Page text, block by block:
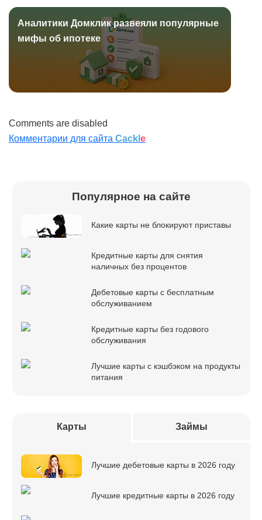
Аналитики Домклик развеяли популярные
мифы об ипотеке
Comments are disabled
Комментарии для сайта Cackl e
Популярное на сайте
Какие карты не блокируют приставы
Кредитные карты для снятия
наличных без процентов
Дебетовые карты с бесплатным
обслуживанием
Кредитные карты без годового
обслуживания
Лучшие карты с кэшбэком на продукты
питания
Карты Займы
Лучшие дебетовые карты в 2026 году
Лучшие кредитные карты в 2026 году